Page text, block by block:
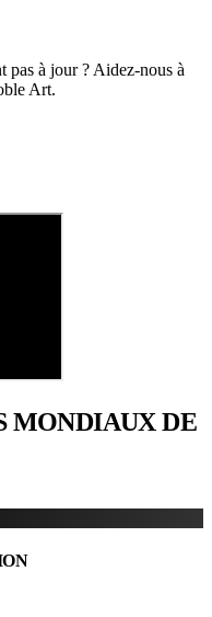
pas à jour ? Aidez-nous à
Art.
MONDIAUX DE